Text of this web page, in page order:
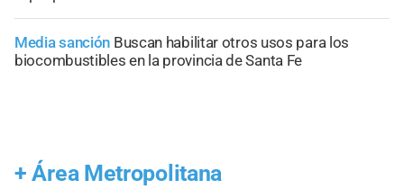
Media sanción Buscan habilitar otros usos para los
biocombustibles en la provincia de Santa Fe
+ Área Metropolitana